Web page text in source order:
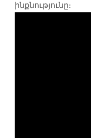
ինքնությունը։